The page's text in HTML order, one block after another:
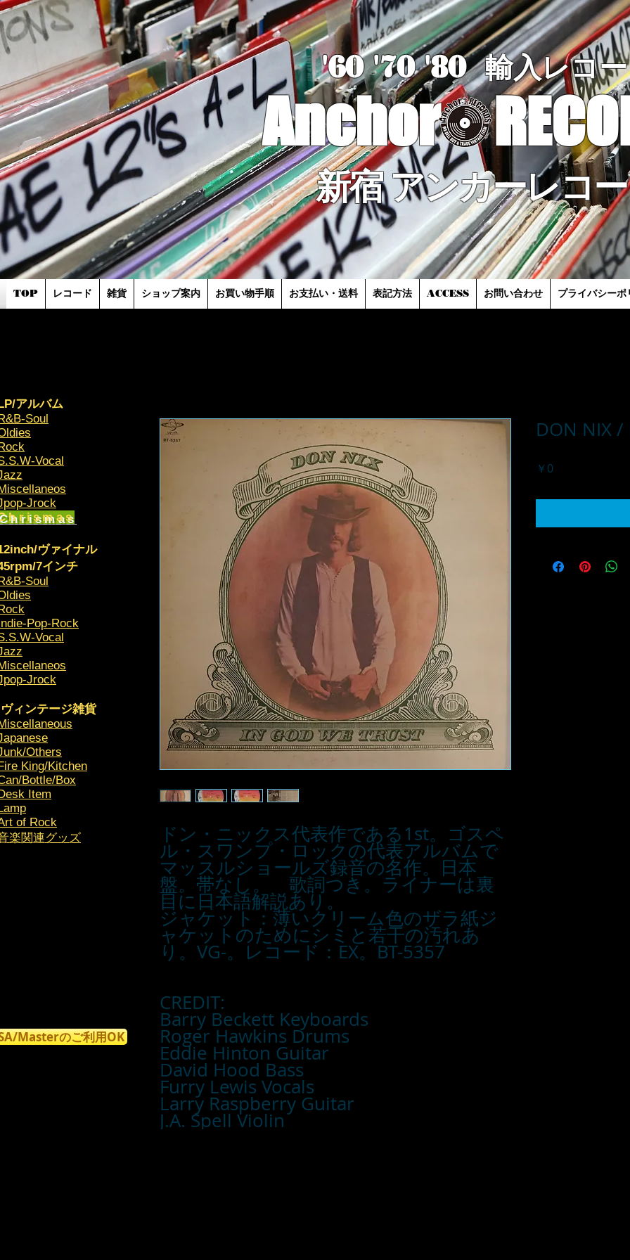
TOP レコード 雑貨 ショップ案内 お買い物手順 お支払い・送料 表記方法 ACCESS お問い合わせ プライバシーポ
ドン・ニックス代表作である1st。ゴスペ
ル・スワンプ・ロックの代表アルバムで
マッスルショールズ録音の名作。日本
盤。帯なし。 歌詞つき。ライナーは裏
目に日本語解説あり。
ジャケット：薄いクリーム色のザラ紙ジ
ャケットのためにシミと若干の汚れあ
り。VG-。レコード：EX。BT-5357
CREDIT:
Barry Beckett Keyboards
Roger Hawkins Drums
Eddie Hinton Guitar
David Hood Bass
Furry Lewis Vocals
Larry Raspberry Guitar
J.A. Spell Violin
DON NIX /
￥0価
'60 '70'80 輸入レコ
Anchor
新宿 アンカーレコ
Masterのご利用OK
アルバム
Soul
Vocal
Jrock
ヴァイナル
7インチ
Soul
Pop-Rock
Vocal
Jrock
ヴィンテージ雑貨
Others
King/Kitchen
Bottle/Box
Item
of Rock
楽関連グッズ